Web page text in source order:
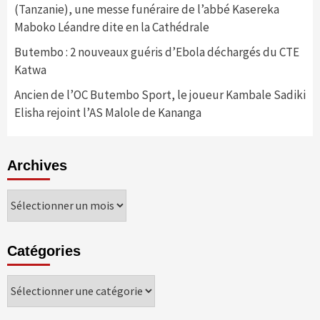
(Tanzanie), une messe funéraire de l’abbé Kasereka
Maboko Léandre dite en la Cathédrale
Butembo : 2 nouveaux guéris d’Ebola déchargés du CTE
Katwa
Ancien de l’OC Butembo Sport, le joueur Kambale Sadiki
Elisha rejoint l’AS Malole de Kananga
Archives
Archives
Catégories
Catégories